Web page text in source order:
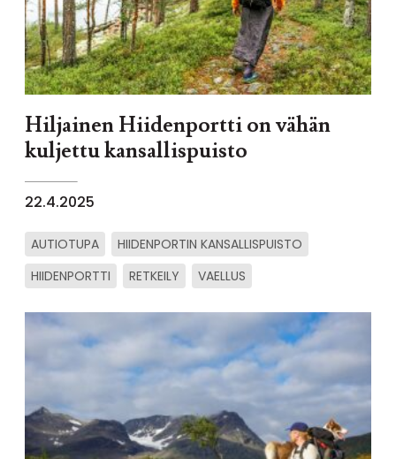
Hiljainen Hiidenportti on vähän
kuljettu kansallispuisto
22.4.2025
AUTIOTUPA
HIIDENPORTIN KANSALLISPUISTO
HIIDENPORTTI
RETKEILY VAELLUS